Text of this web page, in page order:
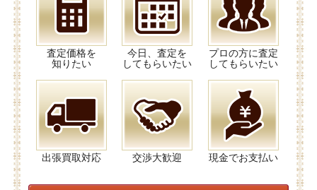
査定価格を
知りたい
今日、査定を
してもらいたい
プロの方に査定
してもらいたい
出張買取対応 交渉大歓迎 現金でお支払い